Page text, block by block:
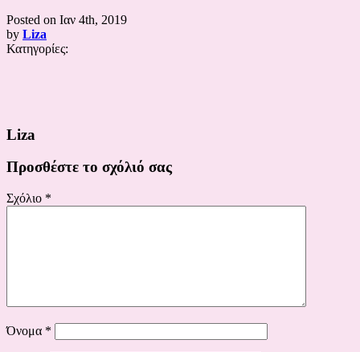
Posted on Ιαν 4th, 2019
by Liza
Κατηγορίες:
Liza
Προσθέστε το σχόλιό σας
Σχόλιο *
Όνομα *